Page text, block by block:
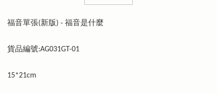
福音單張(新版) - 福音是什麼
貨品編號:AG031GT-01
15*21cm